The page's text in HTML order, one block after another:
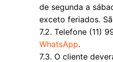
de segunda a
exceto feriados.
7.2. Telefone (11)
WhatsApp.
7.3. O cliente